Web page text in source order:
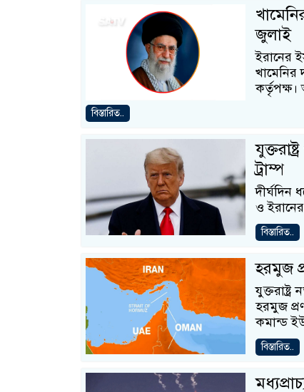
জুলাই
ইরানের
খামেনির
বিস্তারিত..
ট্রাম্প
দীর্ঘদিন
ও ইরানের
বিস্তারিত..
হরমুজ
হরমুজ
কমান্ড
বিস্তারিত..